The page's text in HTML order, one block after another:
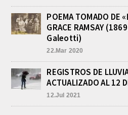
incendio
calle
propiedad...
agosto 7,
Un
búsqueda,
POEMA TOMADO DE
GRACE RAMSAY
Galeotti)
22.Mar 2020
REGISTROS DE
ACTUALIZADO AL 12
12.Jul 2021